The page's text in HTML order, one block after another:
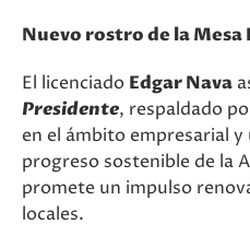
Nuevo rostro de la Mesa
El licenciado Edgar Nava
Presidente, respaldado
en el ámbito empresarial
progreso sostenible de la
promete un impulso
locales.